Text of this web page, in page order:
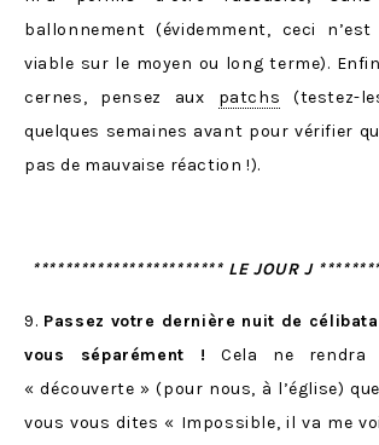
ballonnement (évidemment, ceci
viable sur le moyen ou long terme).
cernes, pensez aux patchs (testez-
quelques semaines avant pour vérifier
pas de mauvaise réaction !).
************************ LE JOUR J
9. Passez votre dernière nuit de
vous séparément !
Cela ne rendra
« découverte » (pour nous, à l’église)
vous vous dites « Impossible, il va me